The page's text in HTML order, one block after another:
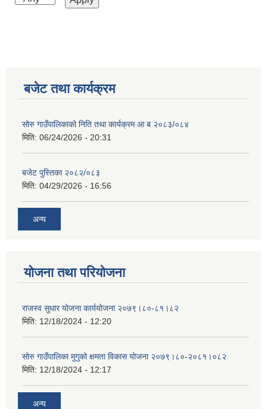
बजेट तथा कार्यक्रम
सोरु गाउँपालिकाको निति तथा कार्यक्रम आ ब २०८३/०८४
मिति: 06/24/2026 - 20:31
बजेट पुस्तिका २०८२/०८३
मिति: 04/29/2026 - 16:56
अन्य
योजना तथा परियोजना
राजस्व सुधार योजना कार्ययोजना २०७९।८०-८१।८२
मिति: 12/18/2024 - 12:20
सोरु गाउँपालिका मुगुको क्षमता विकास योजना २०७९।८०-२०८१।०८२
मिति: 12/18/2024 - 12:17
अन्य